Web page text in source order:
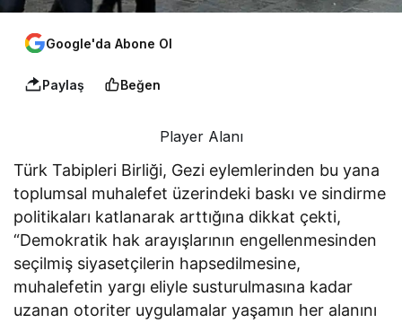
Google'da Abone Ol
Paylaş Beğen
Player Alanı
Türk Tabipleri Birliği, Gezi eylemlerinden bu yana
toplumsal muhalefet üzerindeki baskı ve sindirme
politikaları katlanarak arttığına dikkat çekti,
“Demokratik hak arayışlarının engellenmesinden
seçilmiş siyasetçilerin hapsedilmesine,
muhalefetin yargı eliyle susturulmasına kadar
uzanan otoriter uygulamalar yaşamın her alanını